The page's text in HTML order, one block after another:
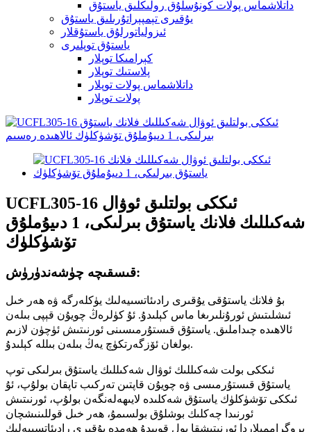
داتلاشماس پولات كونۇسلۇق رولىكلىق ياستۇق
يۇقىرى تېمپېراتۇرىلىق ياستۇق
ئىزولياتورلۇق ياستۇقلار
ياستۇق توپلىرى
كېرامىكا توپلار
پلاستىك توپلار
داتلاشماس پولات توپلار
پولات توپلار
UCFL305-16 ئىككى بولتلىق ئوۋال
شەكىللىك فلانك ياستۇق بىرلىكى، 1 دىيۇملۇق
تۆشۈكلۈك
قىسقىچە چۈشەندۈرۈش:
بۇ فلانك ياستۇقى يۇقىرى رادىئاتسىيەلىك يۈكلەرگە ۋە ھەر خىل
ئىشلىتىش ئورۇنلىرىغا ماس كېلىدۇ. ئۇ كۈلرەڭ چويۇن قېپى بىلەن
ئالاھىدە چىداملىق. ياستۇق قىستۇرمىسىنى ئورنىتىش ئۈچۈن لازىم
بولغان ئۆزگەرتكۈچ يەڭ بىلەن بىللە كېلىدۇ.
ئىككى بولت شەكىللىك ئوۋال شەكىللىك ياستۇق بىرلىكى توپ
ياستۇق قىستۇرمىسى ۋە چويۇن قاپتىن تەركىب تاپقان بولۇپ، ئۇ
ئىككى تۆشۈكلۈك ياستۇق شەكلىدە لايىھەلەنگەن بولۇپ، ئورنىتىش
ئورنىدا چەكلىك بوشلۇق بولسىمۇ، ھەر خىل قوللىنىشچان
پروگراممىلاردا ئورنىتىشقا يول قويىدۇ ھەمدە يۇقىرى رادىئاتسىيەلىك